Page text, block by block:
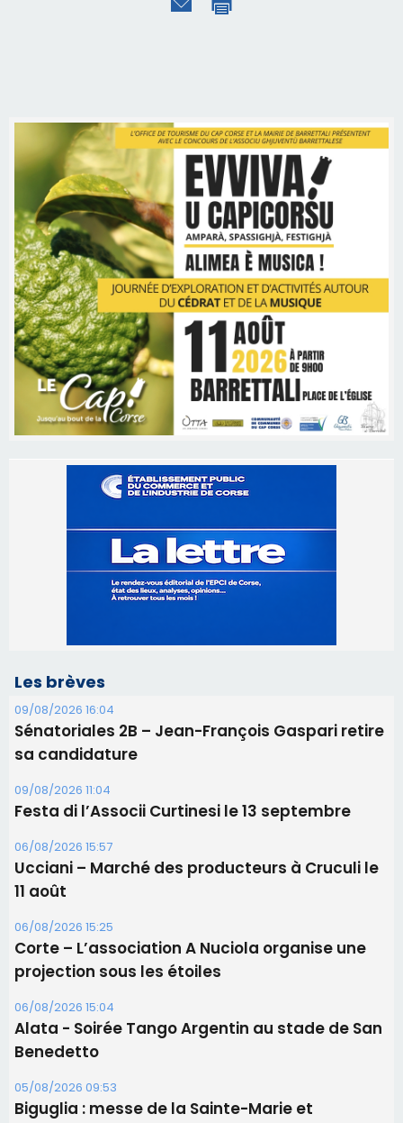
09/08/2026 16:04
Sénatoriales 2B – Jean-François Gaspari retire
sa candidature
Festa di l’Associi Curtinesi le 13 septembre
06/08/2026 15:57
Ucciani – Marché des producteurs à Cruculi le
11 août
06/08/2026 15:25
Corte – L’association A Nuciola organise une
projection sous les étoiles
06/08/2026 15:04
Alata - Soirée Tango Argentin au stade de San
Benedetto
05/08/2026 09:53
Biguglia : messe de la Sainte-Marie et
procession le 14 août
Les plus lus
Éclipse du 12 août : Où s'installer en Corse pour
profiter pleinement du spectacle ?